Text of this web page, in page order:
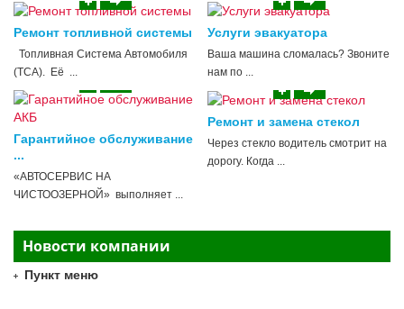
Ремонт топливной системы
Топливная Система Автомобиля
(ТСА). Её ...
Услуги эвакуатора
Ваша машина сломалась? Звоните
нам по ...
Гарантийное обслуживание
...
«АВТОСЕРВИС НА
ЧИСТООЗЕРНОЙ» выполняет ...
Ремонт и замена стекол
Через стекло водитель смотрит на
дорогу. Когда ...
Новости компании
Пункт меню